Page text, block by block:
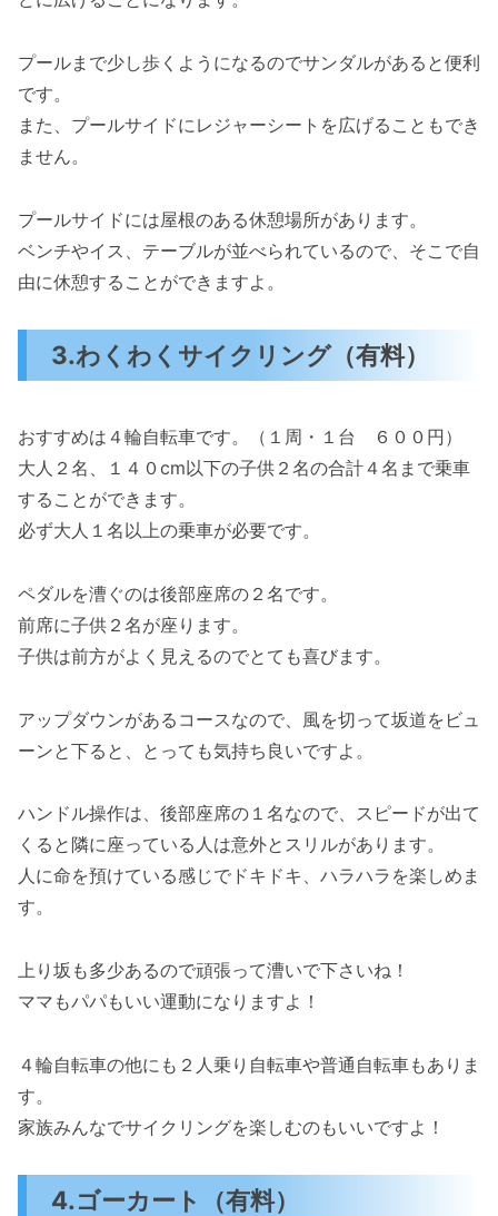
プールまで少し歩くようになるのでサンダルがあると便利
です。
また、プールサイドにレジャーシートを広げることもでき
ません。
プールサイドには屋根のある休憩場所があります。
ベンチやイス、テーブルが並べられているので、そこで自
由に休憩することができますよ。
3.わくわくサイクリング（有料）
おすすめは４輪自転車です。（１周・１台 ６００円）
大人２名、１４０cm以下の子供２名の合計４名まで乗車
することができます。
必ず大人１名以上の乗車が必要です。
ペダルを漕ぐのは後部座席の２名です。
前席に子供２名が座ります。
子供は前方がよく見えるのでとても喜びます。
アップダウンがあるコースなので、風を切って坂道をビュ
ーンと下ると、とっても気持ち良いですよ。
ハンドル操作は、後部座席の１名なので、スピードが出て
くると隣に座っている人は意外とスリルがあります。
人に命を預けている感じでドキドキ、ハラハラを楽しめま
す。
上り坂も多少あるので頑張って漕いで下さいね！
ママもパパもいい運動になりますよ！
４輪自転車の他にも２人乗り自転車や普通自転車もありま
す。
家族みんなでサイクリングを楽しむのもいいですよ！
4.ゴーカート（有料）